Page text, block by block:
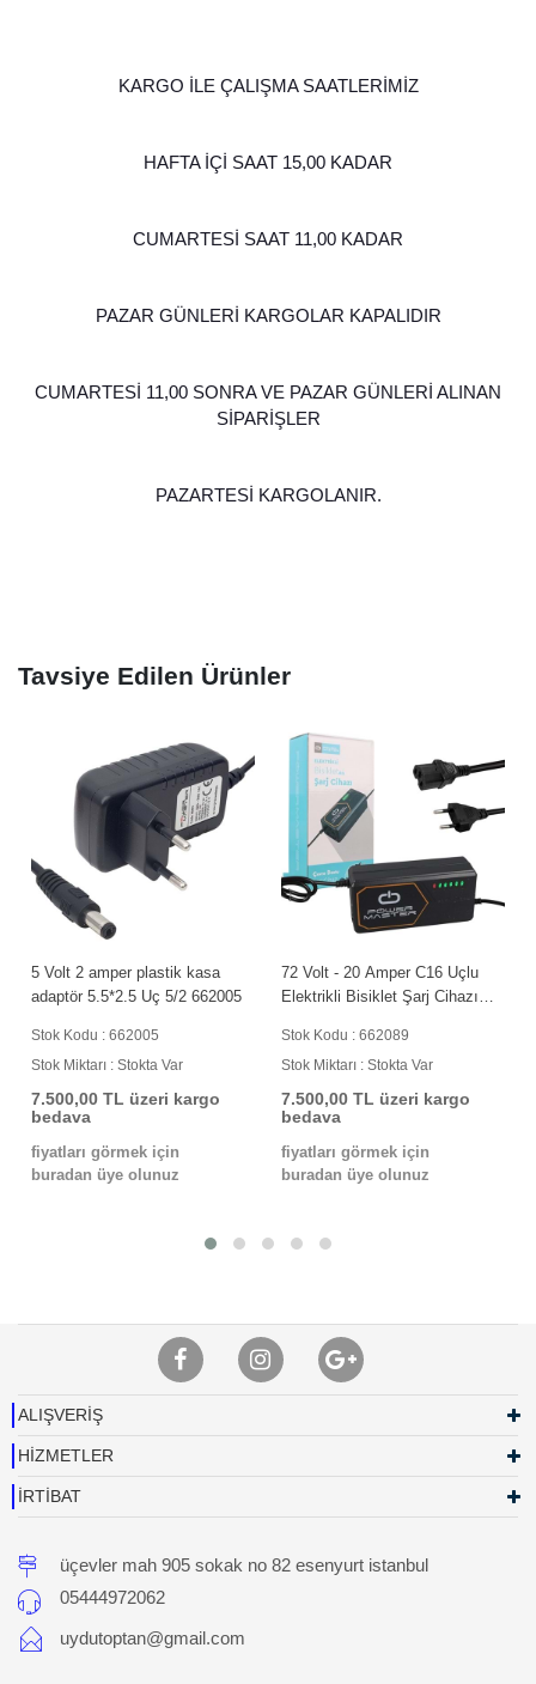
KARGO İLE ÇALIŞMA SAATLERİMİZ
HAFTA İÇİ SAAT 15,00 KADAR
CUMARTESİ SAAT 11,00 KADAR
PAZAR GÜNLERİ KARGOLAR KAPALIDIR
CUMARTESİ 11,00 SONRA VE PAZAR GÜNLERİ ALINAN
SİPARİŞLER
PAZARTESİ KARGOLANIR.
Tavsiye Edilen Ürünler
5 Volt 2 amper plastik kasa
adaptör 5.5*2.5 Uç 5/2 662005
Stok Kodu : 662005
Stok Miktarı : Stokta Var
7.500,00 TL üzeri kargo
bedava
fiyatları görmek için
buradan üye olunuz
72 Volt - 20 Amper C16 Uçlu
Elektrikli Bisiklet Şarj Cihazı
Stok Kodu : 662089
Stok Miktarı : Stokta Var
7.500,00 TL üzeri kargo
bedava
fiyatları görmek için
buradan üye olunuz
ALIŞVERİŞ
HİZMETLER
İRTİBAT
üçevler mah 905 sokak no 82 esenyurt istanbul
05444972062
uydutoptan@gmail.com